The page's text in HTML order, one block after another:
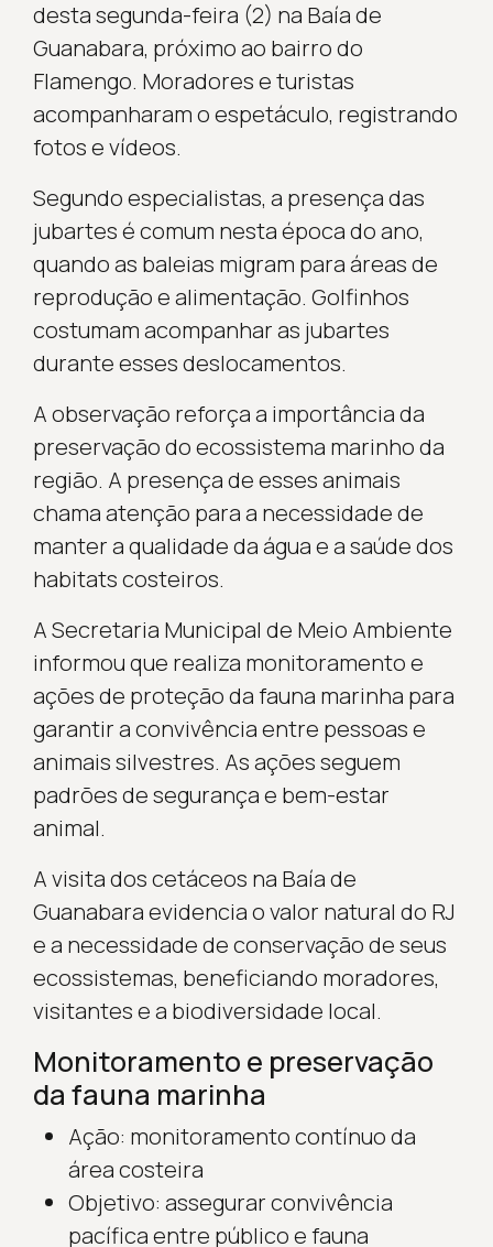
desta segunda-feira (2) na Baía de
Guanabara, próximo ao bairro do
Flamengo. Moradores e turistas
acompanharam o espetáculo, registrando
fotos e vídeos.
Segundo especialistas, a presença das
jubartes é comum nesta época do ano,
quando as baleias migram para áreas de
reprodução e alimentação. Golfinhos
costumam acompanhar as jubartes
durante esses deslocamentos.
A observação reforça a importância da
preservação do ecossistema marinho da
região. A presença de esses animais
chama atenção para a necessidade de
manter a qualidade da água e a saúde dos
habitats costeiros.
A Secretaria Municipal de Meio Ambiente
informou que realiza monitoramento e
ações de proteção da fauna marinha para
garantir a convivência entre pessoas e
animais silvestres. As ações seguem
padrões de segurança e bem-estar
animal.
A visita dos cetáceos na Baía de
Guanabara evidencia o valor natural do RJ
e a necessidade de conservação de seus
ecossistemas, beneficiando moradores,
visitantes e a biodiversidade local.
Monitoramento e preservação
da fauna marinha
Ação: monitoramento contínuo da
área costeira
Objetivo: assegurar convivência
pacífica entre público e fauna